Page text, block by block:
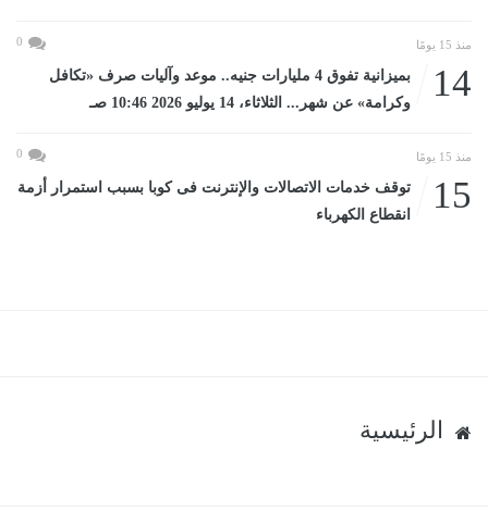
منذ 15 يومًا 0
14
بميزانية تفوق 4 مليارات جنيه.. موعد وآليات صرف «تكافل
وكرامة» عن شهر... الثلاثاء، 14 يوليو 2026 10:46 صـ
منذ 15 يومًا 0
15
توقف خدمات الاتصالات والإنترنت فى كوبا بسبب استمرار أزمة
انقطاع الكهرباء
الرئيسية